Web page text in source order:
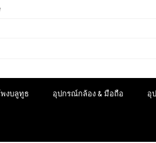
พงบลูทูธ อุปกรณ์กล้อง & มือถือ อุ